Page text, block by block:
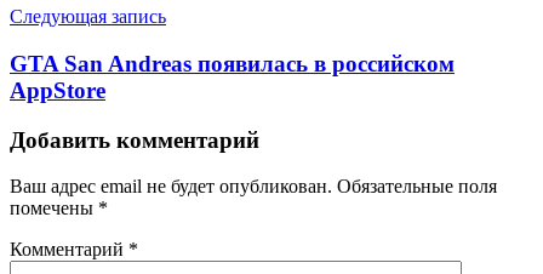
Следующая запись
GTA San Andreas появилась в российском
AppStore
Добавить комментарий
Ваш адрес email не будет опубликован. Обязательные поля
помечены *
Комментарий *